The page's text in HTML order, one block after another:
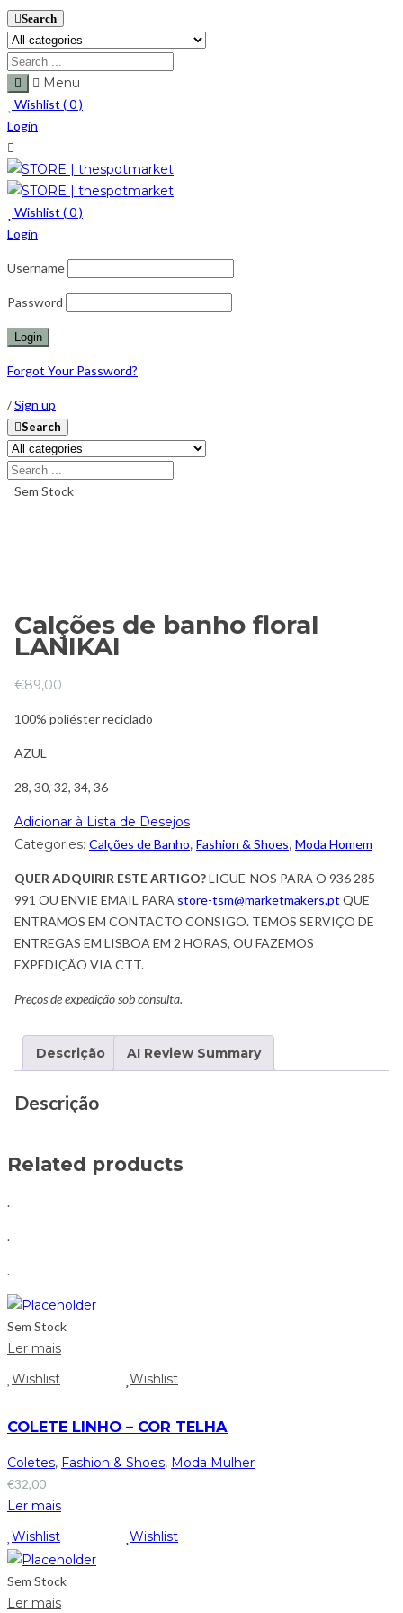
Search
Menu
Wishlist (0)
Login
Wishlist (0)
Login
Username
Password
Forgot Your Password?
/Sign up
Search
Sem Stock
Calções de banho floral
LANIKAI
€89,00
100% poliéster reciclado
AZUL
28, 30, 32, 34, 36
Adicionar à Lista de Desejos
Categories: Calções de Banho, Fashion & Shoes, Moda Homem
QUER ADQUIRIR ESTE ARTIGO?LIGUE-NOS PARA O 936 285
991 OU ENVIE EMAIL PARA store-tsm@marketmakers.pt QUE
ENTRAMOS EM CONTACTO CONSIGO. TEMOS SERVIÇO DE
ENTREGAS EM LISBOA EM 2 HORAS, OU FAZEMOS
EXPEDIÇÃO VIA CTT.
Preços de expedição sob consulta.
Descrição AI Review Summary
Descrição
Related products
.
.
.
Sem Stock
Ler mais
Wishlist
Wishlist
COLETE LINHO – COR TELHA
Coletes, Fashion & Shoes, Moda Mulher
€32,00
Ler mais
Wishlist
Wishlist
Sem Stock
Ler mais